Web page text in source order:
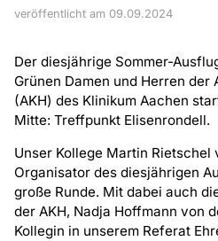
veröffentlicht am 09.09.2024
Der diesjährige Sommer-
Grünen Damen und Herren
(AKH) des Klinikum Aachen
Mitte: Treffpunkt Elisenrondell.
Unser Kollege Martin Rietschel
Organisator des diesjährigen
große Runde. Mit dabei auch
der AKH, Nadja Hoffmann von
Kollegin in unserem Referat